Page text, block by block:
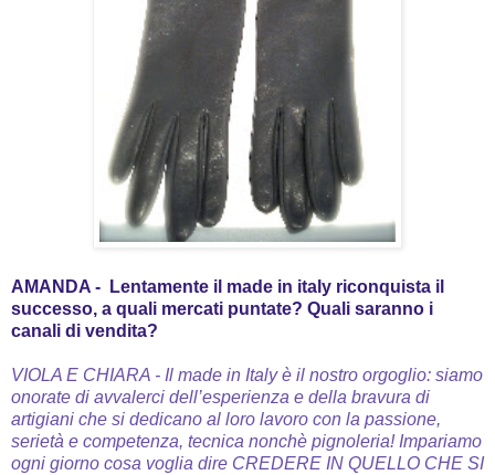
AMANDA -
Lentamente il made in italy riconquista il
successo, a quali mercati puntate? Quali saranno i
canali di vendita?
VIOLA E CHIARA - Il made in Italy è il nostro orgoglio: siamo
onorate di avvalerci dell’esperienza e della bravura di
artigiani che si dedicano al loro lavoro con la passione,
serietà e competenza, tecnica nonchè pignoleria! Impariamo
ogni giorno cosa voglia dire CREDERE IN QUELLO CHE SI